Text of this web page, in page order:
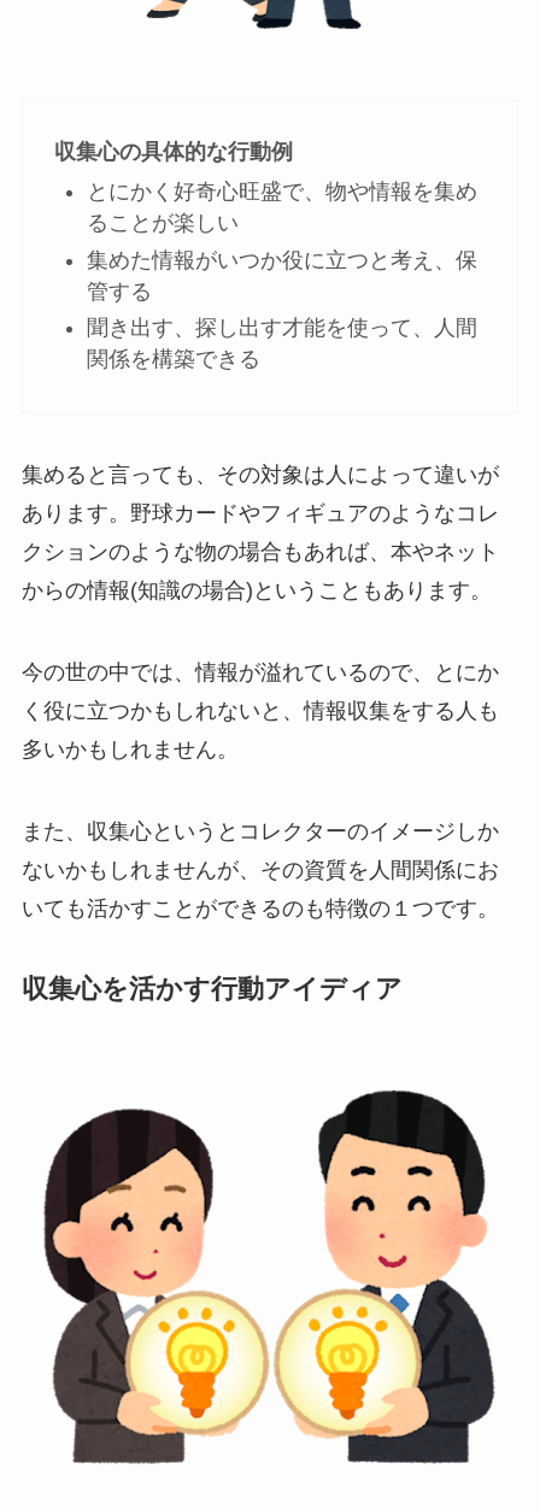
収集心の具体的な行動例
とにかく好奇心旺盛で、物や情報を集め
ることが楽しい
集めた情報がいつか役に立つと考え、保
管する
聞き出す、探し出す才能を使って、人間
関係を構築できる
集めると言っても、その対象は人によって違いが
あります。野球カードやフィギュアのようなコレ
クションのような物の場合もあれば、本やネット
からの情報(知識の場合)ということもあります。
今の世の中では、情報が溢れているので、とにか
く役に立つかもしれないと、情報収集をする人も
多いかもしれません。
また、収集心というとコレクターのイメージしか
ないかもしれませんが、その資質を人間関係にお
いても活かすことができるのも特徴の１つです。
収集心を活かす行動アイディア